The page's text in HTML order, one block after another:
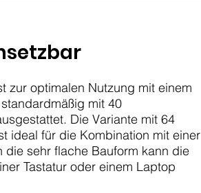
zur optimalen Nutzung mit einem
mit 40
Die Variante mit 64
ideal für die Kombination mit einer
die sehr flache Bauform kann die
Tastatur oder einem Laptop